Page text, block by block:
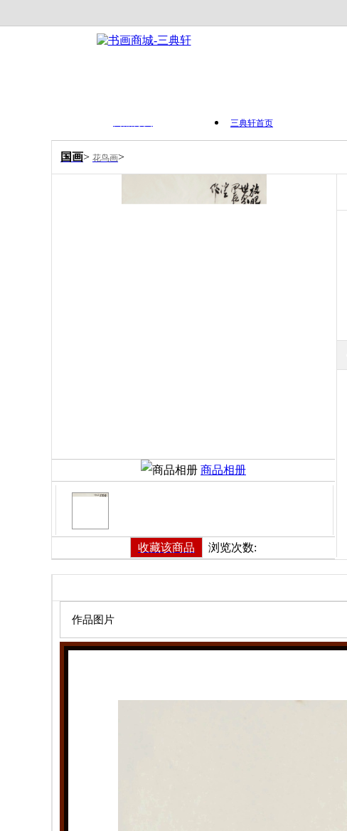
三典轩首页
作品列表
国画> 花鸟画>
商品相册
收藏该商品 浏览次数:
作品图片